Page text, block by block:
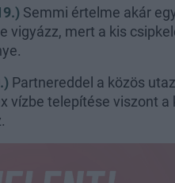
Semmi értelme akár
vigyázz, mert a kis
Partnereddel a közös
vízbe telepítése viszont